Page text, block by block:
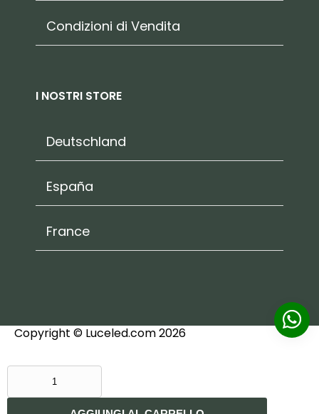
Condizioni di Vendita
I NOSTRI STORE
Deutschland
España
France
Copyright © Luceled.com 2026